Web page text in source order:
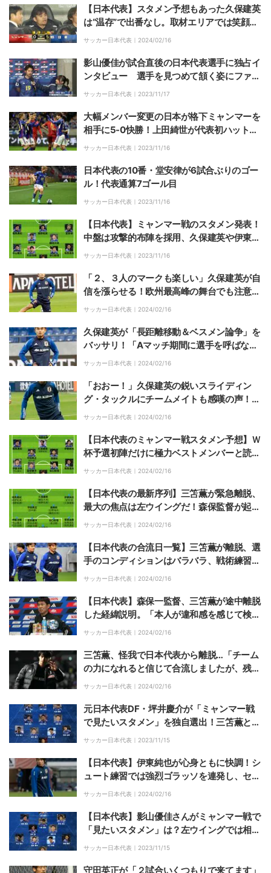
【日本代表】スタメン予想もあった久保建英
は“温存”で出番なし。取材エリアでは笑顔を
見せたが…
サッカー日本代表｜ 2024/02/16
影山優佳が試合直後の日本代表選手に独占イ
ンタビュー 選手を見つめて頷く姿にファン
歓喜「選手へのリスペクトを感じる！」
サッカー日本代表｜ 2023/11/17
大幅メンバー変更の日本が格下ミャンマーを
相手に5-0快勝！上田綺世が代表初ハットト
リック&南野拓実が2アシスト！
サッカー日本代表｜ 2023/11/16
日本代表の10番・堂安律が6試合ぶりのゴー
ル！代表通算7ゴール目
サッカー日本代表｜ 2023/11/16
【日本代表】ミャンマー戦のスタメン発表！
中盤は攻撃的布陣を採用、久保建英や伊東純
也がベンチスタート
サッカー日本代表｜ 2023/11/16
「２、３人のマークも楽しい」久保建英が自
信を漲らせる！欧州最高峰の舞台でも注意人
物、日本代表でも期待大だ「実力が上がって
サッカー日本代表｜ 2024/02/16
久保建英が「長距離移動＆ベスメン論争」を
バッサリ！「Aマッチ期間に選手を呼ばない
理由がない。サッカーが好きだし楽しみ」
サッカー日本代表｜ 2024/02/16
「おおー！」久保建英の鋭いスライディン
グ・タックルにチームメイトも感嘆の声！華
麗なボールタッチも含めミャンマー戦に向け
サッカー日本代表｜ 2024/02/16
【日本代表のミャンマー戦スタメン予想】Ｗ
杯予選初陣だけに極力ベストメンバーと読
む！２列目は伊東純也、久保建英、そして三
サッカー日本代表｜ 2024/02/16
【日本代表の最新序列】三笘薫が緊急離脱、
最大の焦点は左ウイングだ！森保監督が起用
を仄めかした３人は？
サッカー日本代表｜ 2024/02/16
【日本代表の合流日一覧】三笘薫が離脱、選
手のコンディションはバラバラ、戦術練習は
１回のみ…ミャンマー戦のスタメンはどうな
サッカー日本代表｜ 2024/02/16
【日本代表】森保一監督、三笘薫が途中離脱
した経緯説明。「本人が違和感を感じて検査
をしたら…」
サッカー日本代表｜ 2024/02/16
三笘薫、怪我で日本代表から離脱…「チーム
の力になれると信じて合流しましたが、残念
ながら100%の状態でプレーできない」
サッカー日本代表｜ 2024/02/16
元日本代表DF・坪井慶介が「ミャンマー戦
で見たいスタメン」を独自選出！三笘薫と久
保建英にはどんな化学反応を期待？
サッカー日本代表｜ 2023/11/15
【日本代表】伊東純也が心身ともに快調！シ
ュート練習では強烈ゴラッソを連発し、セレ
ブレーションまで披露
サッカー日本代表｜ 2024/02/16
【日本代表】影山優佳さんがミャンマー戦で
「見たいスタメン」は？左ウイングでは相馬
勇紀のドリブル突破や連携に期待！
サッカー日本代表｜ 2023/11/15
守田英正が「２試合いくつもりで来てます」